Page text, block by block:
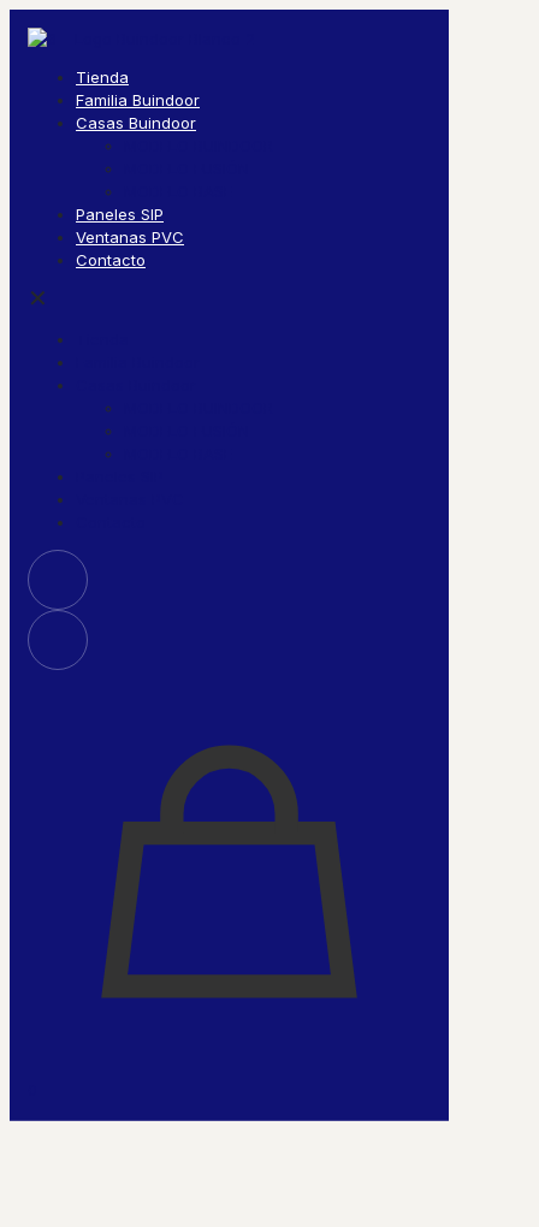
Tienda
Familia Buindoor
Casas Buindoor
Paneles SIP
Ventanas PVC
Contacto
✕